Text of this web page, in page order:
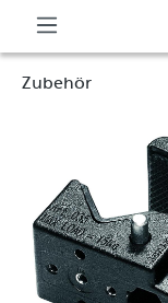
Zubehör